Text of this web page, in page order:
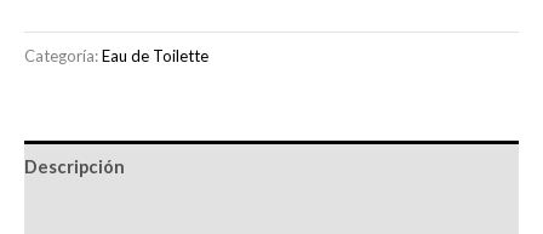
Categoría:Eau de Toilette
Descripción